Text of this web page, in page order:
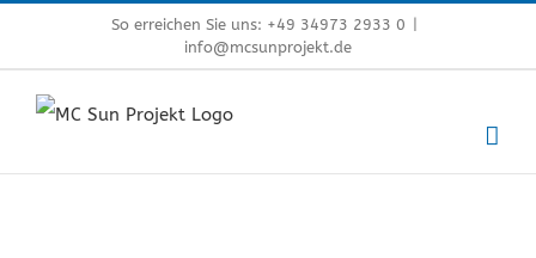
springen
So erreichen Sie uns: +49 34973 2933 0
info@mcsunprojekt.de